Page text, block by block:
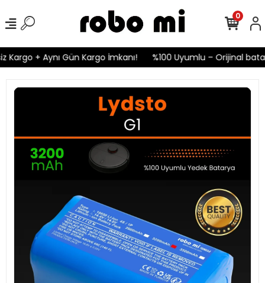
+ Aynı Gün Kargo İmkanı! %100 Uyumlu – Orijinal
0